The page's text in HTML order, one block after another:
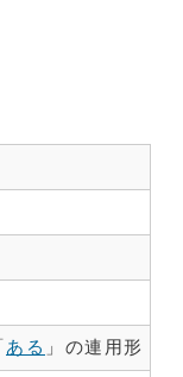
ある 」の連用形